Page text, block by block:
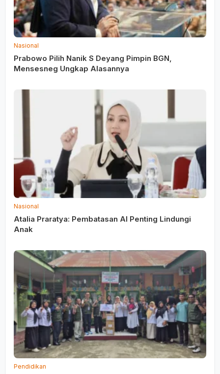
Nasional
Prabowo Pilih Nanik S Deyang Pimpin BGN,
Mensesneg Ungkap Alasannya
Nasional
Atalia Praratya: Pembatasan AI Penting Lindungi
Anak
Pendidikan